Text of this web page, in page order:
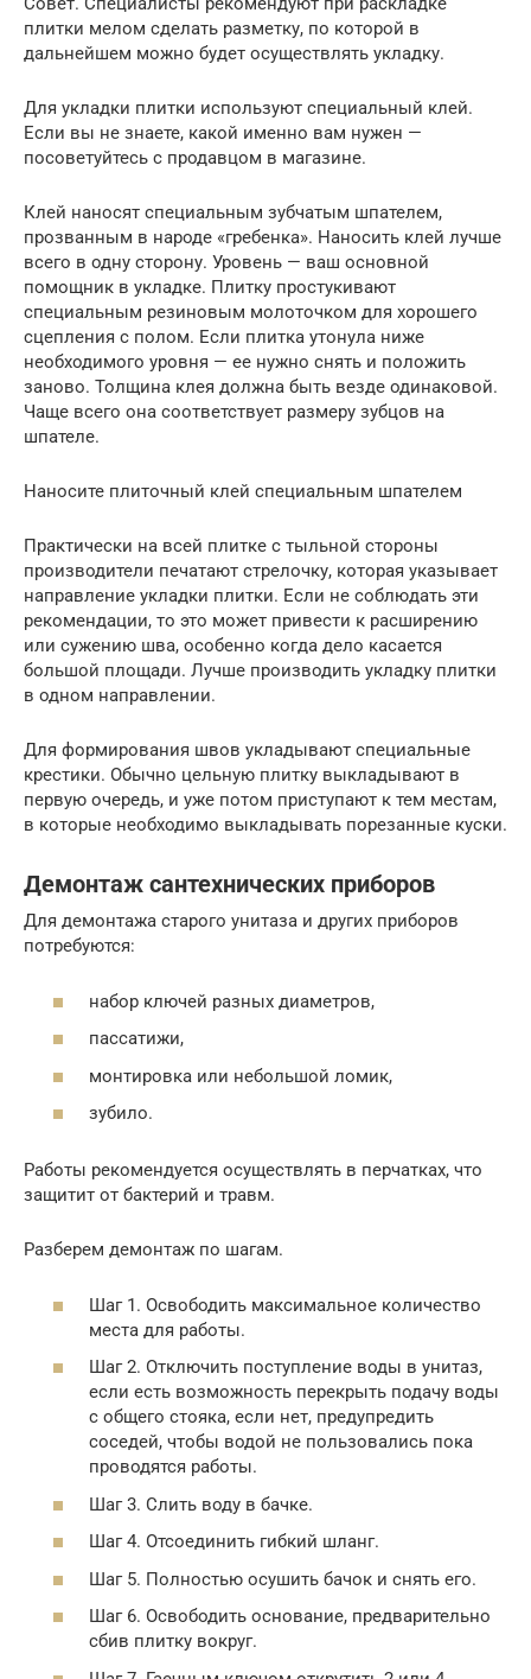
плитки мелом сделать разметку, по которой в
дальнейшем можно будет осуществлять укладку.
Для укладки плитки используют специальный клей.
Если вы не знаете, какой именно вам нужен —
посоветуйтесь с продавцом в магазине.
Клей наносят специальным зубчатым шпателем,
прозванным в народе «гребенка». Наносить клей лучше
всего в одну сторону. Уровень — ваш основной
помощник в укладке. Плитку простукивают
специальным резиновым молоточком для хорошего
сцепления с полом. Если плитка утонула ниже
необходимого уровня — ее нужно снять и положить
заново. Толщина клея должна быть везде одинаковой.
Чаще всего она соответствует размеру зубцов на
шпателе.
Наносите плиточный клей специальным шпателем
Практически на всей плитке с тыльной стороны
производители печатают стрелочку, которая указывает
направление укладки плитки. Если не соблюдать эти
рекомендации, то это может привести к расширению
или сужению шва, особенно когда дело касается
большой площади. Лучше производить укладку плитки
в одном направлении.
Для формирования швов укладывают специальные
крестики. Обычно цельную плитку выкладывают в
первую очередь, и уже потом приступают к тем местам,
в которые необходимо выкладывать порезанные куски.
Демонтаж сантехнических приборов
Для демонтажа старого унитаза и других приборов
потребуются:
набор ключей разных диаметров,
пассатижи,
монтировка или небольшой ломик,
зубило.
Работы рекомендуется осуществлять в перчатках, что
защитит от бактерий и травм.
Разберем демонтаж по шагам.
Шаг 1. Освободить максимальное количество
места для работы.
Шаг 2. Отключить поступление воды в унитаз,
если есть возможность перекрыть подачу воды
с общего стояка, если нет, предупредить
соседей, чтобы водой не пользовались пока
проводятся работы.
Шаг 3. Слить воду в бачке.
Шаг 4. Отсоединить гибкий шланг.
Шаг 5. Полностью осушить бачок и снять его.
Шаг 6. Освободить основание, предварительно
сбив плитку вокруг.